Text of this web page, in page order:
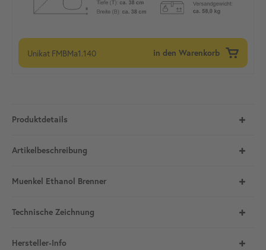
Unikat FMBMa1.140 in den Warenkorb
Produktdetails
Artikelbeschreibung
Muenkel Ethanol Brenner
Technische Zeichnung
Hersteller-Info